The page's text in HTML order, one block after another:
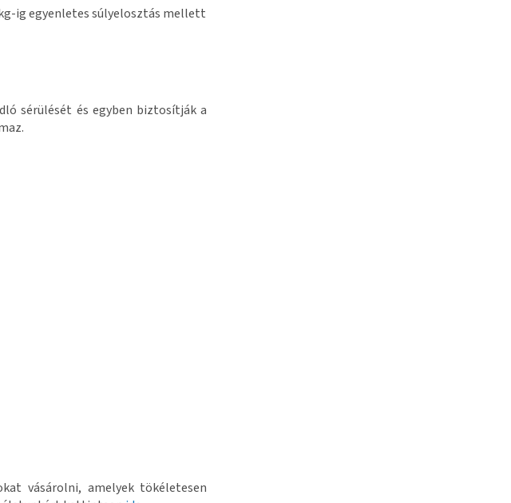
ig egyenletes súlyelosztás mellett
sérülését és egyben biztosítják a
vásárolni, amelyek tökéletesen